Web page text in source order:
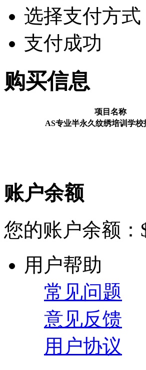
选择支付方式
支付成功
购买信息
项目名称
AS专业半永久纹绣培训学校
账户余额
您的账户余额：
用户帮助
常见问题
意见反馈
用户协议